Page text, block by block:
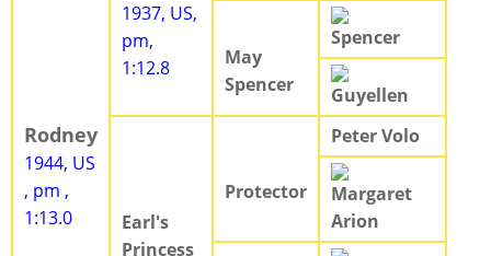
Rodney
1944, US
, pm ,
1:13.0
1937, US,
pm,
1:12.8
May
Spencer
Spencer
Guyellen
Earl's
Princess
Protector
Peter Volo
Margaret
Arion